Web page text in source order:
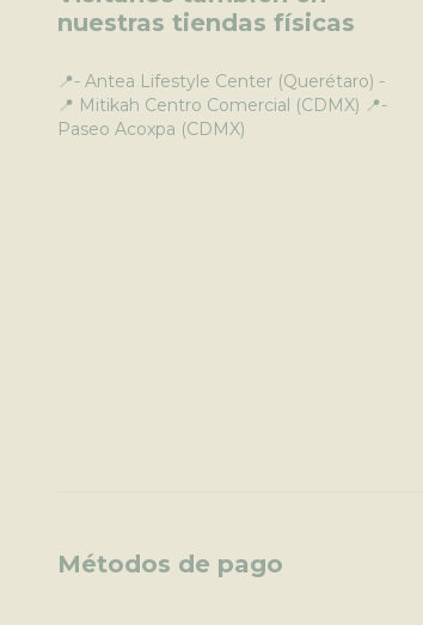
nuestras tiendas físicas
📍- Antea Lifestyle Center (Querétaro) -
📍 Mitikah Centro Comercial (CDMX) 📍-
Paseo Acoxpa (CDMX)
Métodos de pago